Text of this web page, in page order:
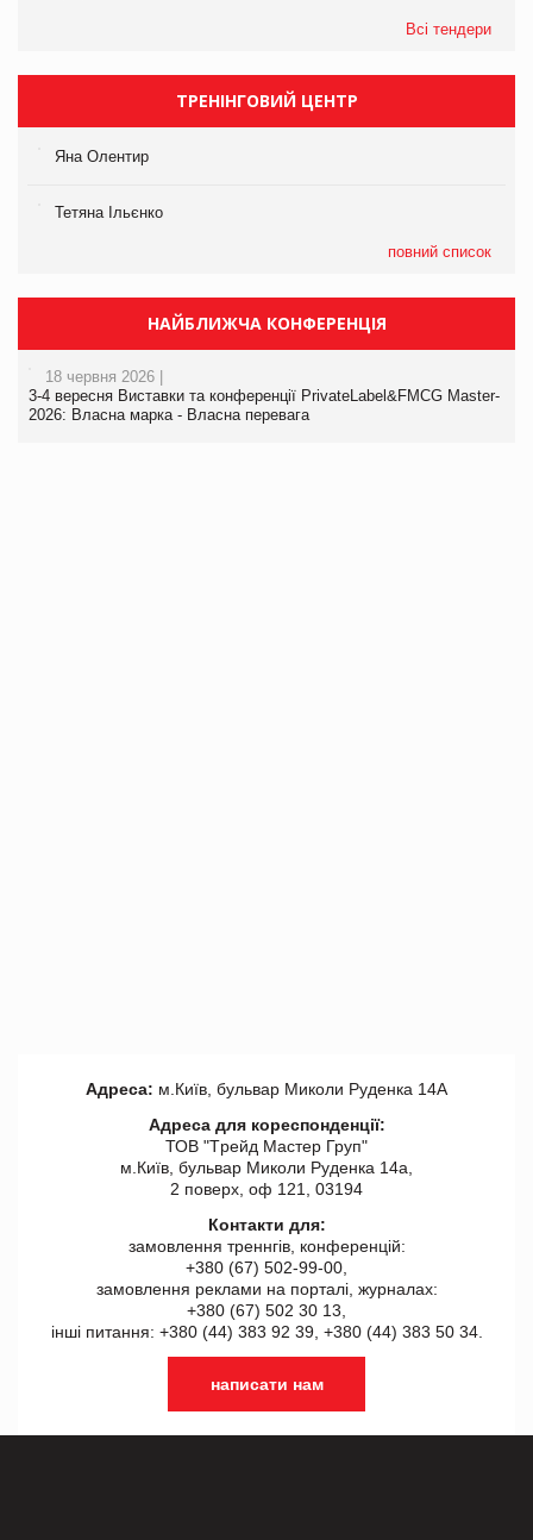
Всі тендери
ТРЕНІНГОВИЙ ЦЕНТР
Яна Олентир
Тетяна Ільєнко
повний список
НАЙБЛИЖЧА КОНФЕРЕНЦІЯ
18 червня 2026 |
3-4 вересня Виставки та конференції PrivateLabel&FMCG Master-
2026: Власна марка - Власна перевага
Адреса: м.Київ, бульвар Миколи Руденка 14А
Адреса для кореспонденції:
ТОВ "Tрейд Мастер Груп"
м.Київ, бульвар Миколи Руденка 14а,
2 поверх, оф 121, 03194
Контакти для:
замовлення треннгів, конференцій:
+380 (67) 502-99-00,
замовлення реклами на порталі, журналах:
+380 (67) 502 30 13,
інші питання: +380 (44) 383 92 39, +380 (44) 383 50 34.
написати нам